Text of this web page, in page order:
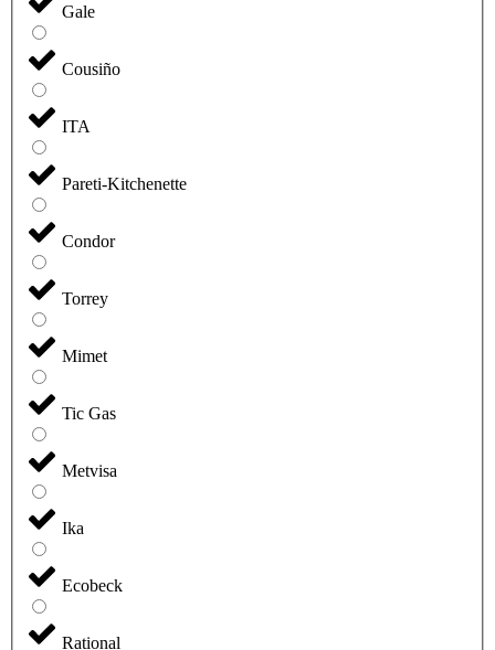
Gale
Cousiño
ITA
Pareti-Kitchenette
Condor
Torrey
Mimet
Tic Gas
Metvisa
Ika
Ecobeck
Rational